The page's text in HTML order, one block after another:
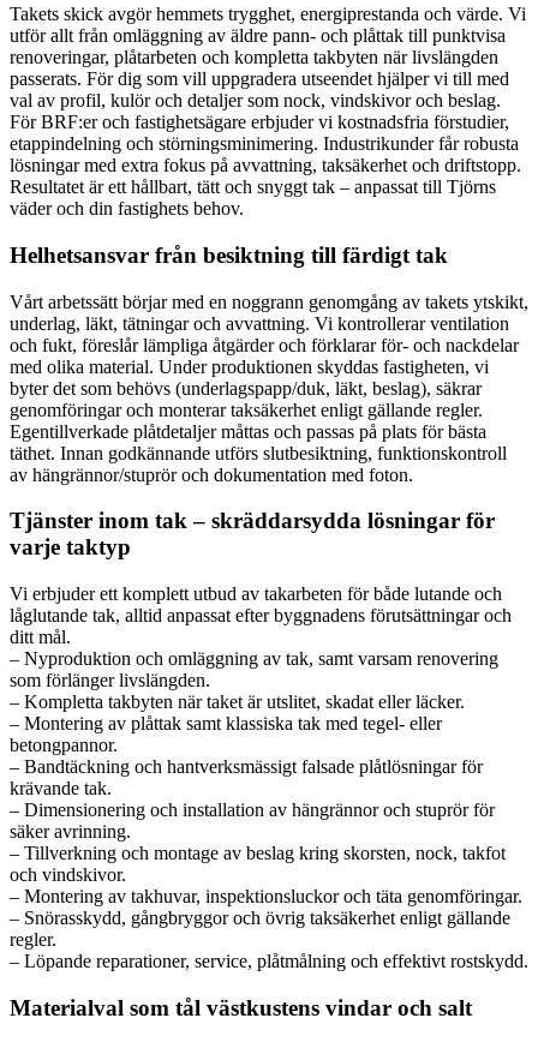
Takets skick avgör hemmets trygghet, energiprestanda och värde. Vi
utför allt från omläggning av äldre pann- och plåttak till punktvisa
renoveringar, plåtarbeten och kompletta takbyten när livslängden
passerats. För dig som vill uppgradera utseendet hjälper vi till med
val av profil, kulör och detaljer som nock, vindskivor och beslag.
För BRF:er och fastighetsägare erbjuder vi kostnadsfria förstudier,
etappindelning och störningsminimering. Industrikunder får robusta
lösningar med extra fokus på avvattning, taksäkerhet och driftstopp.
Resultatet är ett hållbart, tätt och snyggt tak – anpassat till Tjörns
väder och din fastighets behov.
Helhetsansvar från besiktning till färdigt tak
Vårt arbetssätt börjar med en noggrann genomgång av takets ytskikt,
underlag, läkt, tätningar och avvattning. Vi kontrollerar ventilation
och fukt, föreslår lämpliga åtgärder och förklarar för- och nackdelar
med olika material. Under produktionen skyddas fastigheten, vi
byter det som behövs (underlagspapp/duk, läkt, beslag), säkrar
genomföringar och monterar taksäkerhet enligt gällande regler.
Egentillverkade plåtdetaljer måttas och passas på plats för bästa
täthet. Innan godkännande utförs slutbesiktning, funktionskontroll
av hängrännor/stuprör och dokumentation med foton.
Tjänster inom tak – skräddarsydda lösningar för
varje taktyp
Vi erbjuder ett komplett utbud av takarbeten för både lutande och
låglutande tak, alltid anpassat efter byggnadens förutsättningar och
ditt mål.
– Nyproduktion och omläggning av tak, samt varsam renovering
som förlänger livslängden.
– Kompletta takbyten när taket är utslitet, skadat eller läcker.
– Montering av plåttak samt klassiska tak med tegel- eller
betongpannor.
– Bandtäckning och hantverksmässigt falsade plåtlösningar för
krävande tak.
– Dimensionering och installation av hängrännor och stuprör för
säker avrinning.
– Tillverkning och montage av beslag kring skorsten, nock, takfot
och vindskivor.
– Montering av takhuvar, inspektionsluckor och täta genomföringar.
– Snörasskydd, gångbryggor och övrig taksäkerhet enligt gällande
regler.
– Löpande reparationer, service, plåtmålning och effektivt rostskydd.
Materialval som tål västkustens vindar och salt